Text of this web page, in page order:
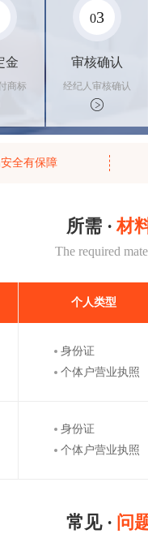
金
商标
的购
03
审核确认
经纪人审核确认
商标状态
全有保障
所需 · 材
The required
个人类型
身份证
个体户营业执照
身份证
个体户营业执照
常见 · 问